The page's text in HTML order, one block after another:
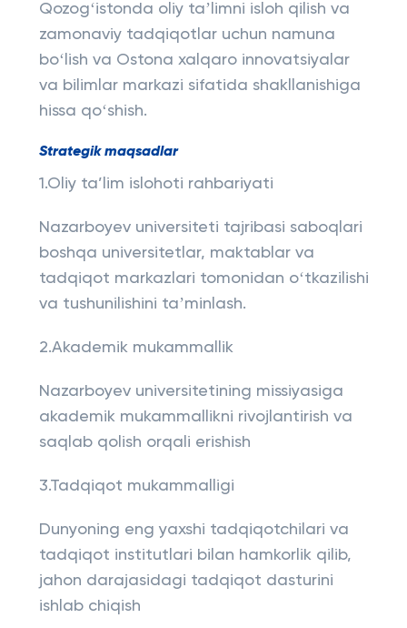
Qozogʻistonda oliy taʼlimni isloh qilish va
zamonaviy tadqiqotlar uchun namuna
boʻlish va Ostona xalqaro innovatsiyalar
va bilimlar markazi sifatida shakllanishiga
hissa qoʻshish.
Strategik maqsadlar
1.Oliy ta’lim islohoti rahbariyati
Nazarboyev universiteti tajribasi saboqlari
boshqa universitetlar, maktablar va
tadqiqot markazlari tomonidan oʻtkazilishi
va tushunilishini taʼminlash.
2.Akademik mukammallik
Nazarboyev universitetining missiyasiga
akademik mukammallikni rivojlantirish va
saqlab qolish orqali erishish
3.Tadqiqot mukammalligi
Dunyoning eng yaxshi tadqiqotchilari va
tadqiqot institutlari bilan hamkorlik qilib,
jahon darajasidagi tadqiqot dasturini
ishlab chiqish